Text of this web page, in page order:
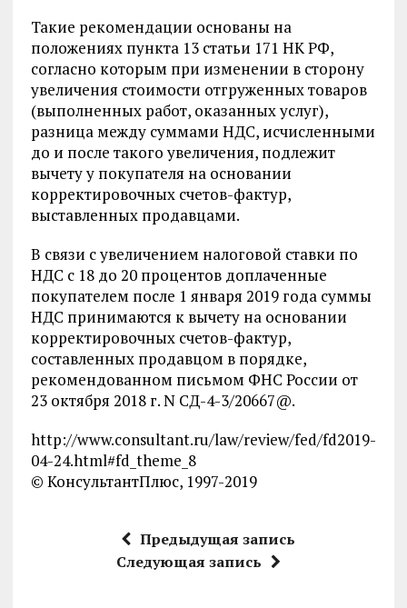
Такие рекомендации основаны на
положениях пункта 13 статьи 171 НК РФ,
согласно которым при изменении в сторону
увеличения стоимости отгруженных товаров
(выполненных работ, оказанных услуг),
разница между суммами НДС, исчисленными
до и после такого увеличения, подлежит
вычету у покупателя на основании
корректировочных счетов-фактур,
выставленных продавцами.
В связи с увеличением налоговой ставки по
НДС с 18 до 20 процентов доплаченные
покупателем после 1 января 2019 года суммы
НДС принимаются к вычету на основании
корректировочных счетов-фактур,
составленных продавцом в порядке,
рекомендованном письмом ФНС России от
23 октября 2018 г. N СД-4-3/20667@.
http://www.consultant.ru/law/review/fed/fd2019-
04-24.html#fd_theme_8
© КонсультантПлюс, 1997-2019
Предыдущая запись
Следующая запись